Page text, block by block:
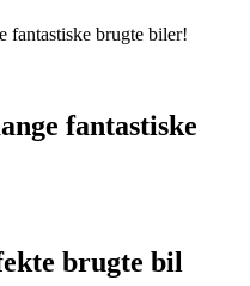
fantastiske brugte biler!
fantastiske
brugte bil